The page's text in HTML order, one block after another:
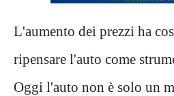
L'aumento dei prezzi ha
ripensare l'auto come
Oggi l'auto non è solo un